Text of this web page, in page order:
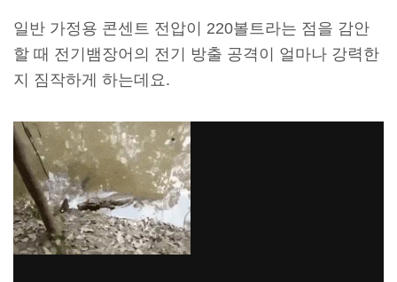
일반 가정용 콘센트 전압이 220볼트라는 점을 감안
할 때 전기뱀장어의 전기 방출 공격이 얼마나 강력한
지 짐작하게 하는데요.